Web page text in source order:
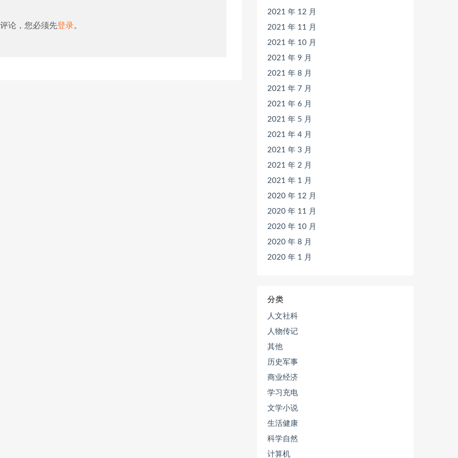
论，您必须先登录。
2021 年 12 月
2021 年 11 月
2021 年 10 月
2021 年 9 月
2021 年 8 月
2021 年 7 月
2021 年 6 月
2021 年 5 月
2021 年 4 月
2021 年 3 月
2021 年 2 月
2021 年 1 月
2020 年 12 月
2020 年 11 月
2020 年 10 月
2020 年 8 月
2020 年 1 月
分类
人文社科
人物传记
其他
历史军事
商业经济
学习充电
文学小说
生活健康
科学自然
计算机